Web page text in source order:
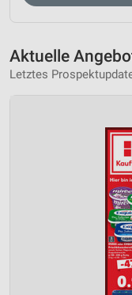
Aktuelle
Letztes